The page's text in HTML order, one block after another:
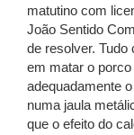
matutino com
João Sentido
de resolver. Tudo
em matar o
adequadamente
numa jaula
que o efeito do